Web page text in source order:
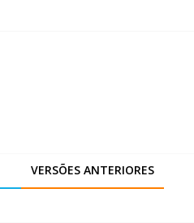
VERSÕES ANTERIORES